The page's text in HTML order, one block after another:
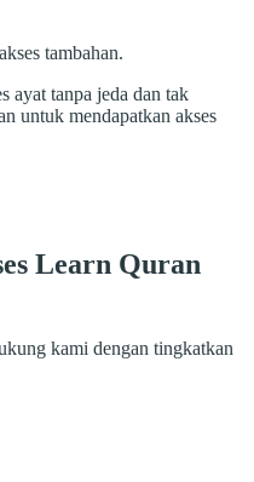
tambahan.
ayat tanpa jeda dan tak
untuk mendapatkan akses
Learn Quran
kami dengan tingkatkan